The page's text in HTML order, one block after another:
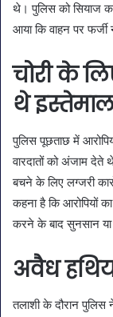
थे। पुलिस को सियाज
आया कि वाहन पर
चोरी के
थे
पुलिस पूछताछ में
वारदातों को अंजाम
बचने के लिए लग्जरी
कहना है कि आरोपियों
करने के बाद सुनसान या
अवैध
तलाशी के दौरान